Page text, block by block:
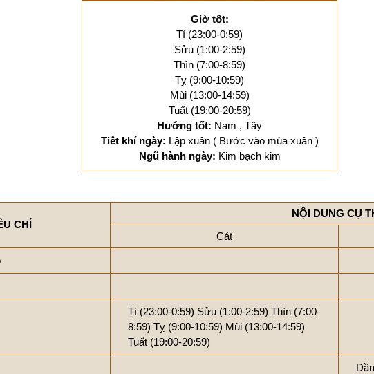
Giờ tốt:
Tí (23:00-0:59)
Sửu (1:00-2:59)
Thìn (7:00-8:59)
Tỵ (9:00-10:59)
Mùi (13:00-14:59)
Tuất (19:00-20:59)
Hướng tốt: Nam , Tây
Tiêt khí ngày: Lập xuân ( Bước vào mùa xuân )
Ngũ hành ngày: Kim bạch kim
CHÍ
NỘI DUNG CỤ
Cát
Tí (23:00-0:59) Sửu (1:00-2:59) Thìn (7:00-
8:59) Tỵ (9:00-10:59) Mùi (13:00-14:59)
Tuất (19:00-20:59)